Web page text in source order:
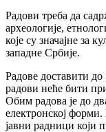
Радови треба да
археологије,
које су значајне за
западне Србије.
Радове доставити до
радови неће бити
Обим радова је до
електронској
јавни радници који